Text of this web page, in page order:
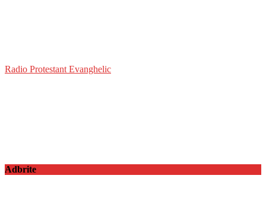
Radio Protestant Evanghelic
Adbrite